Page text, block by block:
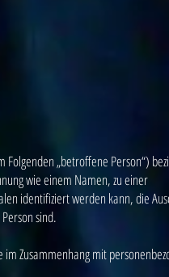
„betroffene Person“)
wie einem Namen, zu einer
identifiziert werden kann, die
sind.
Zusammenhang mit